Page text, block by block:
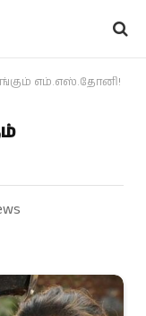
எம்.எஸ்.தோனி!